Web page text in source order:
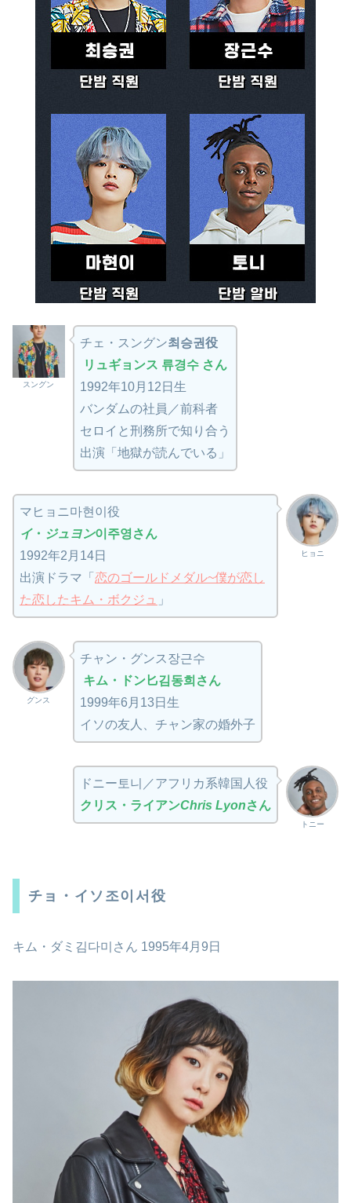
スングン
チェ・スングン최승권役
リュギョンス 류경수 さん
1992年10月12日生
バンダムの社員／前科者
セロイと刑務所で知り合う
出演「地獄が読んでいる」
ヒョニ
マヒョニ마현이役
イ・ ジュヨン이주영さん
1992年2月14日
出演ドラマ「 恋のゴールドメダル~僕が恋し
た恋したキム・ボクジュ
」
グンス
チャン・グンス장근수
キム・ドン匕김동희さん
1999年6月13日生
イソの友人、チャン家の婚外子
トニー
ドニー토니／アフリカ系韓国人役
クリス・ライアンChris Lyonさん
チョ・イソ조이서役
キム・ダミ김다미さん 1995年4月9日